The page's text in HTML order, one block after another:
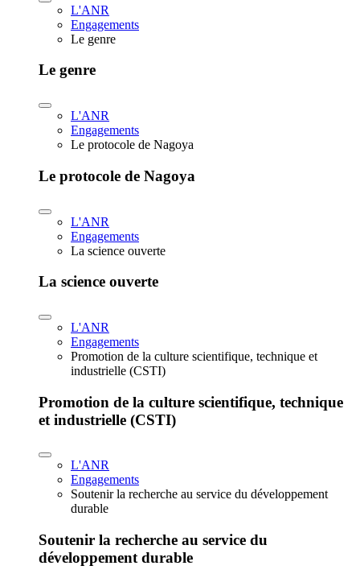
L'ANR
Engagements
Le genre
Le genre
L'ANR
Engagements
Le protocole de Nagoya
Le protocole de Nagoya
L'ANR
Engagements
La science ouverte
La science ouverte
L'ANR
Engagements
Promotion de la culture scientifique, technique et
industrielle (CSTI)
Promotion de la culture scientifique, technique
et industrielle (CSTI)
L'ANR
Engagements
Soutenir la recherche au service du développement
durable
Soutenir la recherche au service du
développement durable